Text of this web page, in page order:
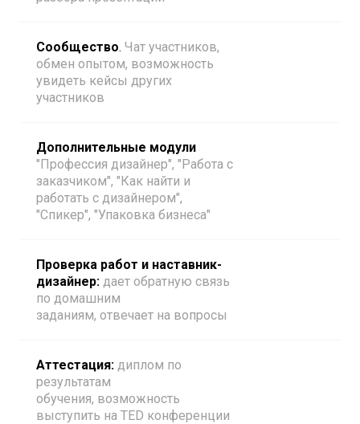
Сообщество. Чат участников,
обмен опытом, возможность
увидеть кейсы других
участников
Дополнительные модули
"Профессия дизайнер", "Работа с
заказчиком", "Как найти и
работать с дизайнером",
"Спикер", "Упаковка бизнеса"
Проверка работ и наставник-
дизайнер: дает обратную связь
по домашним
заданиям, отвечает на вопросы
Аттестация: диплом по
результатам
обучения, возможность
выступить на TED конференции